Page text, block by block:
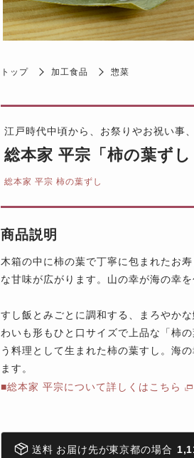
トップ 加工食品 惣菜
江戸時代中頃から、お祭りやお祝い事
総本家 平宗「柿の葉ず
総本家 平宗 柿の葉ずし
商品説明
木箱の中に柿の葉で丁寧に包まれたお
な甘味が広がります。山の幸が海の幸
すし飯とみごとに調和する、まろやか
わいも形もひと口サイズで上品な「柿
う料理として生まれた柿の葉すし。海
ます。
■総本家 平宗について詳しくはこちら
送料 お届け先が東京都の場合